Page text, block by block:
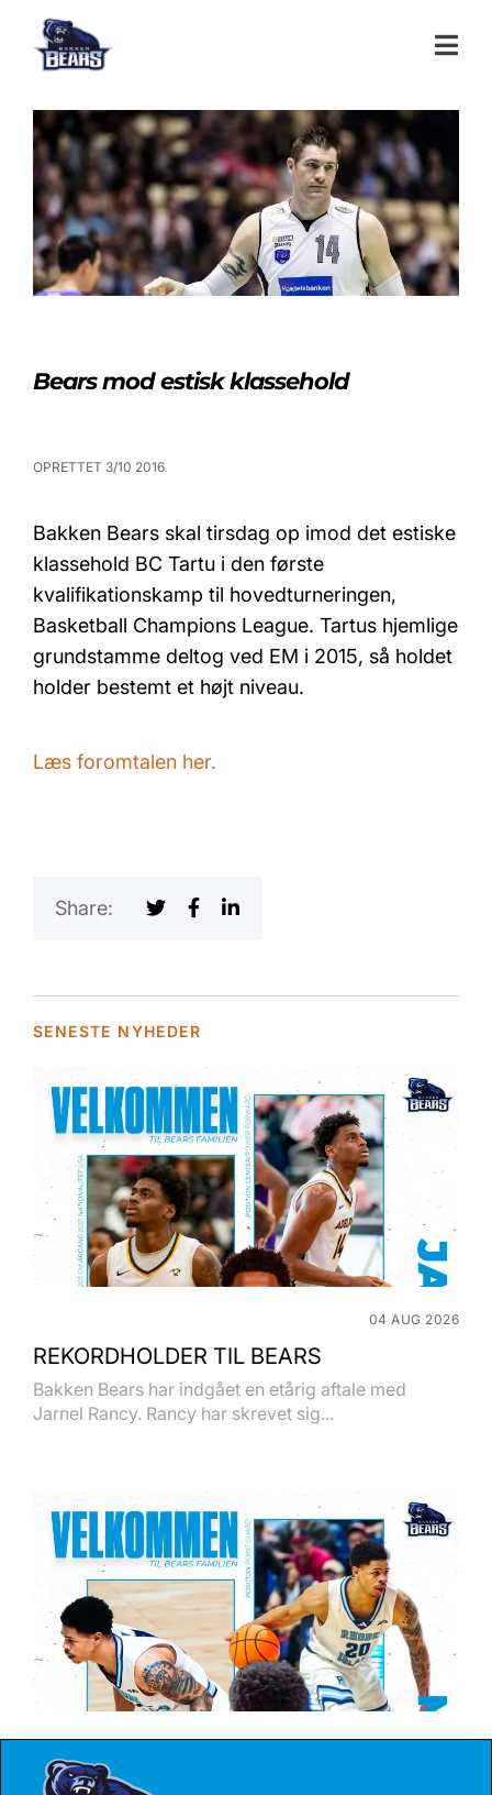
Bears mod estisk klassehold
OPRETTET 3/10 2016
Bakken Bears skal tirsdag op imod det estiske
klassehold BC Tartu i den første
kvalifikationskamp til hovedturneringen,
Basketball Champions League. Tartus hjemlige
grundstamme deltog ved EM i 2015, så holdet
holder bestemt et højt niveau.
Læs foromtalen her.
Share:
SENESTE NYHEDER
04 AUG 2026
REKORDHOLDER TIL BEARS
Bakken Bears har indgået en etårig aftale med
Jarnel Rancy. Rancy har skrevet sig...
27 JUL 2026
BEARS HENTER ATLETISK GUARD